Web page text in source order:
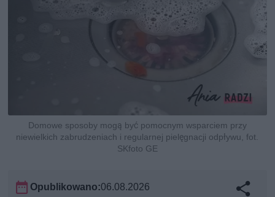
Domowe sposoby mogą być pomocnym wsparciem przy
niewielkich zabrudzeniach i regularnej pielęgnacji odpływu, fot.
SKfoto GE
Opublikowano:06.08.2026